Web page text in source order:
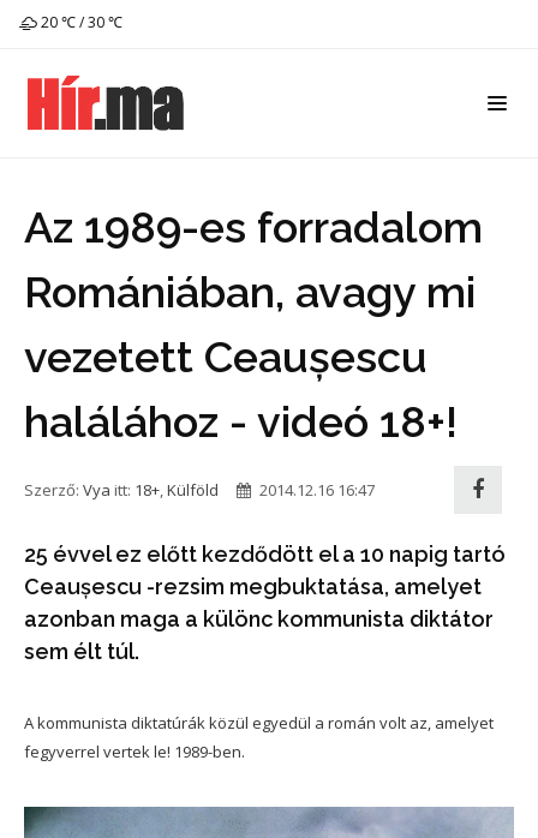
20 ℃ / 30 ℃
Az 1989-es forradalom
Romániában, avagy mi
vezetett Ceaușescu
halálához - videó 18+!
Szerző: Vya itt: 18+,Külföld 2014.12.16 16:47
25 évvel ez előtt kezdődött el a 10 napig tartó
Ceaușescu -rezsim megbuktatása, amelyet
azonban maga a különc kommunista diktátor
sem élt túl.
A kommunista diktatúrák közül egyedül a román volt az, amelyet
fegyverrel vertek le! 1989-ben.